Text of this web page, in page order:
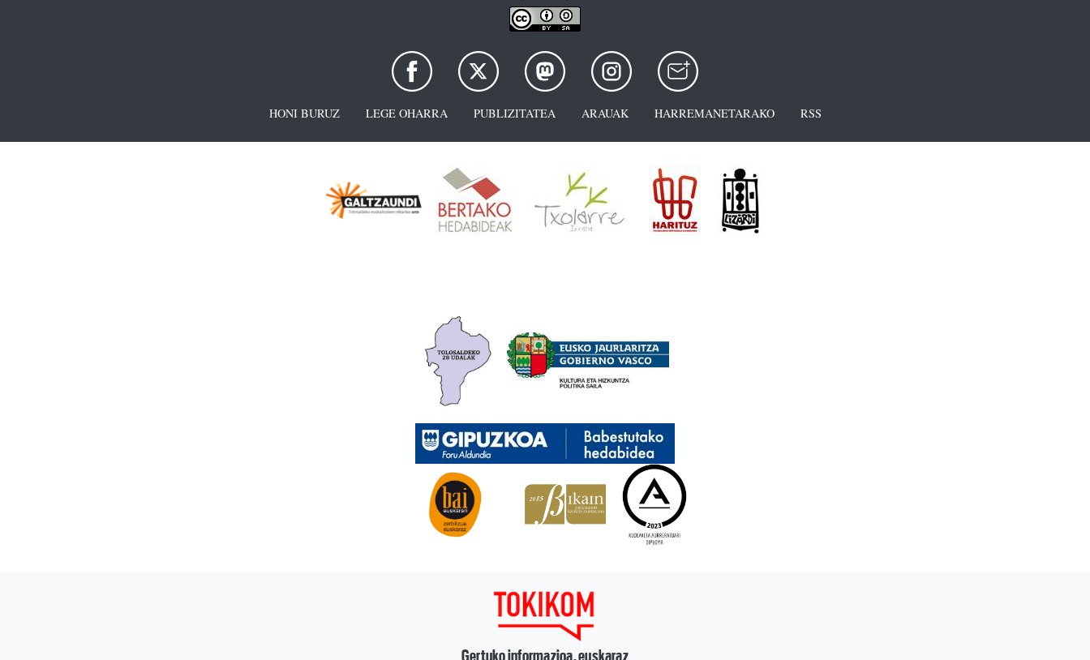
HONI BURUZ LEGE OHARRA PUBLIZITATEA ARAUAK HARREMANETARAKO RSS
Gertuko informazioa, euskaraz